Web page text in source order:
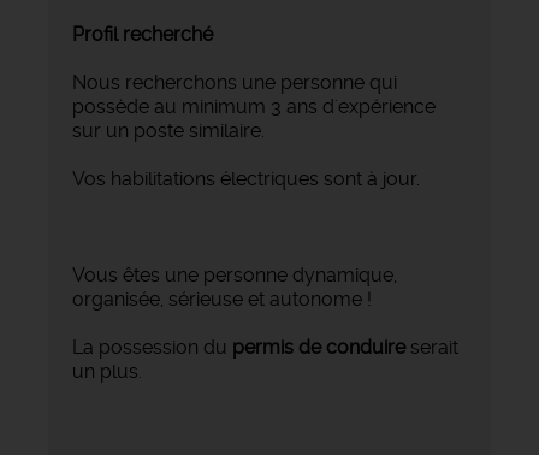
Profil recherché
Nous recherchons une personne qui
possède au minimum 3 ans d'expérience
sur un poste similaire.
Vos habilitations électriques sont à jour.
Vous êtes une personne dynamique,
organisée, sérieuse et autonome !
La possession du permis de conduireserait
un plus.